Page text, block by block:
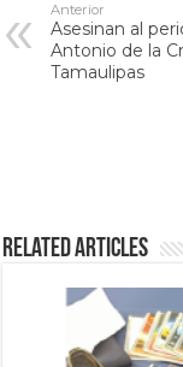
Anterior
Asesinan al
Antonio de la
Tamaulipas
Related Articles